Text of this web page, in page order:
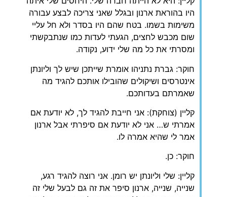
היו בהוראת ארנון ובגלל שאני צריכה לבצע עבורה
משימות בשמו. בטח שהם היו בסדר ולא חל עליי
שום מכבש לחצים, הגעתי לעדות כמו שנתבקשתי
ומסרתי את כל מה שלי ידוע, נקודה.
חוקר: גברת נתניהו אומרת שייתכן שיש לך וליונתן
אינטרסים ושיקולים שהובילו אותכם להגיד מה
שאמרתם בעדותכם.
קליין (צוחקת): אני חייבת להגיד לך, לא יודעת אם
אמרתי ש… אני לא יודעת אם סיפרתי אבל ארנון
אמר לי שהיא אמרה לו.
חוקר: כן.
קליין: שלי וליונתן יש רומן. אני רוצה להגיד רגע,
שנייה, שנייה, ארנון סיפר את זה גם לבעל שלי זה